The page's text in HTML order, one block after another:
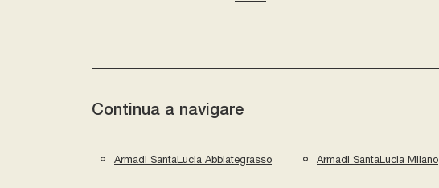
Continua a navigare
Armadi SantaLucia Abbiategrasso Armadi SantaLucia Milano